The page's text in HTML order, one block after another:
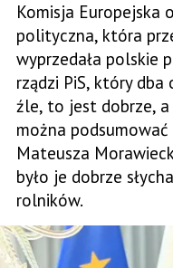
Komisja Europejska
polityczna, która
wyprzedała polskie
rządzi PiS, który
źle, to jest dobrze, a
można
Mateusza
było je dobrze
rolników.